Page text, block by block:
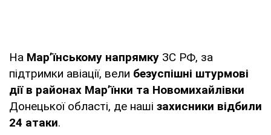
На Мар’їнському напрямку ЗС РФ, за
підтримки авіації, вели безуспішні штурмові
дії в районах Мар’їнки та Новомихайлівки
Донецької області, де наші захисники відбили
24 атаки.